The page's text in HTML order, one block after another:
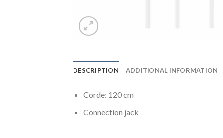
DESCRIPTION ADDITIONAL INFORMATION
Corde: 120 cm
Connection jack